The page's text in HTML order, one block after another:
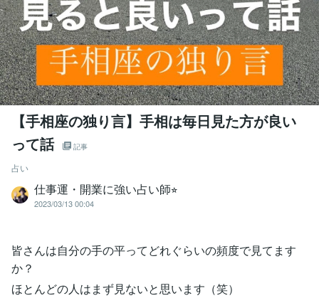
【手相座の独り言】手相は毎日見た方が良い
って話
記事
占い
仕事運・開業に強い占い師⭐︎
2023/03/13 00:04
皆さんは自分の手の平ってどれぐらいの頻度で見てます
か？
ほとんどの人はまず見ないと思います（笑）